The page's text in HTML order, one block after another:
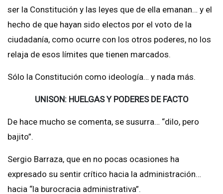
ser la Constitución y las leyes que de ella emanan… y el
hecho de que hayan sido electos por el voto de la
ciudadanía, como ocurre con los otros poderes, no los
relaja de esos límites que tienen marcados.
Sólo la Constitución como ideología… y nada más.
UNISON: HUELGAS Y PODERES DE FACTO
De hace mucho se comenta, se susurra… “dilo, pero
bajito”.
Sergio Barraza, que en no pocas ocasiones ha
expresado su sentir crítico hacia la administración…
hacia “la burocracia administrativa”.